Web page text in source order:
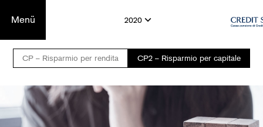
Menü 2020
CP – Risparmio per rendita CP2 – Risparmio per capitale